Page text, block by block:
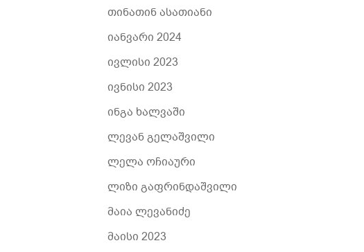
თინათინ ასათიანი
იანვარი 2024
ივლისი 2023
ივნისი 2023
ინგა ხალვაში
ლევან გელაშვილი
ლელა ოჩიაური
ლიზი გაფრინდაშვილი
მაია ლევანიძე
მაისი 2023